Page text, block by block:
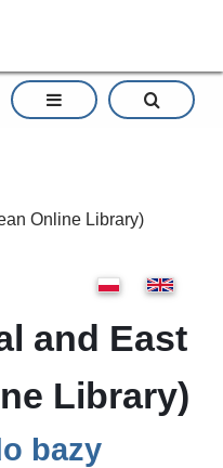
Online Library)
and East
Library)
bazy